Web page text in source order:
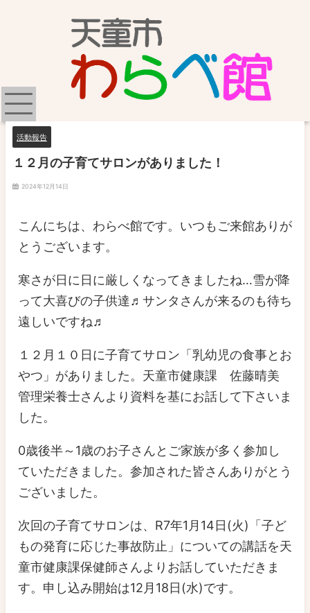
活動報告
１２月の子育てサロンがありました！
2024年12月14日
こんにちは、わらべ館です。いつもご来館ありが
とうございます。
寒さが日に日に厳しくなってきましたね…雪が降
って大喜びの子供達♬サンタさんが来るのも待ち
遠しいですね♬
１２月１０日に子育てサロン「乳幼児の食事とお
やつ」がありました。天童市健康課 佐藤晴美
管理栄養士さんより資料を基にお話して下さいま
した。
0歳後半～1歳のお子さんとご家族が多く参加し
ていただきました。参加された皆さんありがとう
ございました。
次回の子育てサロンは、R7年1月14日(火)「子ど
もの発育に応じた事故防止」についての講話を天
童市健康課保健師さんよりお話していただきま
す。申し込み開始は12月18日(水)です。